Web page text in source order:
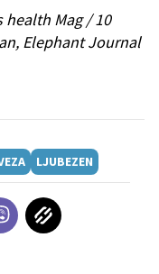
health Mag / 10
Elephant Journal
LJUBEZEN